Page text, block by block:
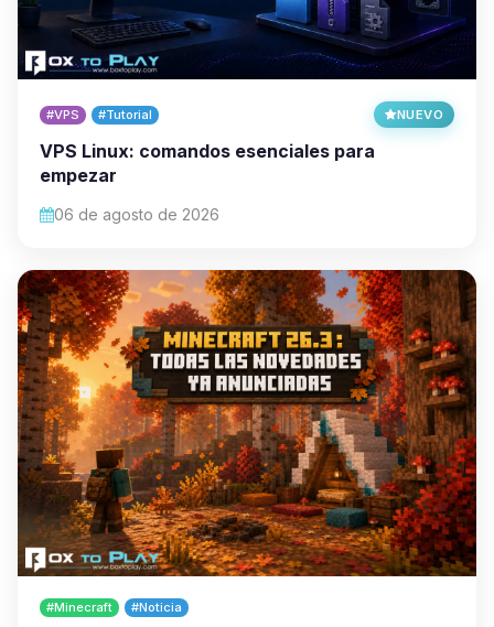
#VPS #Tutorial NUEVO
VPS Linux: comandos esenciales para
empezar
06 de agosto de 2026
#Minecraft #Noticia